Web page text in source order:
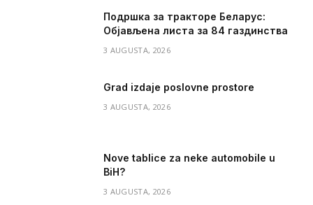
Подршка за тракторе Беларус:
Објављена листа за 84 газдинства
3 AUGUSTA, 2026
Grad izdaje poslovne prostore
3 AUGUSTA, 2026
Nove tablice za neke automobile u
BiH?
3 AUGUSTA, 2026